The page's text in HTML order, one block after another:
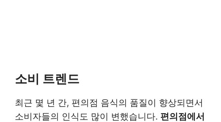
소비 트렌드
최근 몇 년 간, 편의점 음식의 품질이 향상되면서
소비자들의 인식도 많이 변했습니다. 편의점에서